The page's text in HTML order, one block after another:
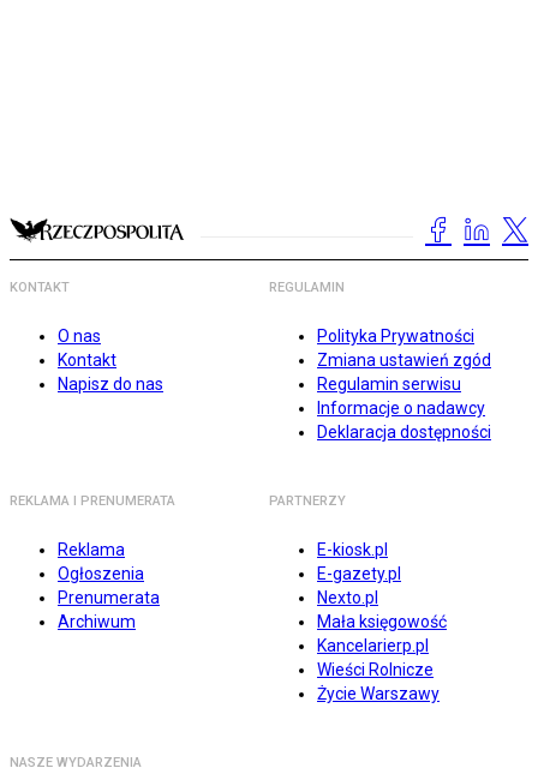
KONTAKT
O nas
Kontakt
Napisz do nas
REGULAMIN
Polityka Prywatności
Zmiana ustawień zgód
Regulamin serwisu
Informacje o nadawcy
Deklaracja dostępności
REKLAMA I PRENUMERATA
Reklama
Ogłoszenia
Prenumerata
Archiwum
PARTNERZY
E-kiosk.pl
E-gazety.pl
Nexto.pl
Mała księgowość
Kancelarierp.pl
Wieści Rolnicze
Życie Warszawy
NASZE WYDARZENIA